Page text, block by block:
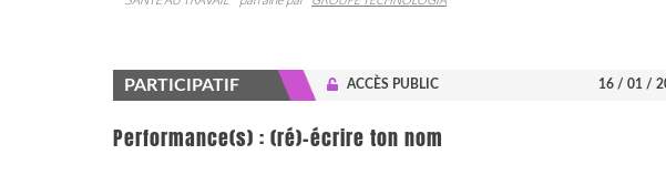
PARTICIPATIF ACCÈS PUBLIC 16 / 01 /
Performance(s) : (ré)-écrire ton nom